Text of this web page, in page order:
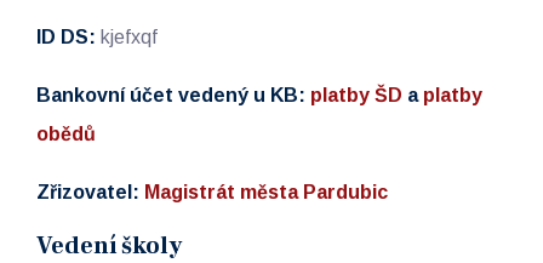
ID DS: kjefxqf
Bankovní účet vedený u KB: platby ŠD a platby
obědů
Zřizovatel: Magistrát města Pardubic
Vedení školy